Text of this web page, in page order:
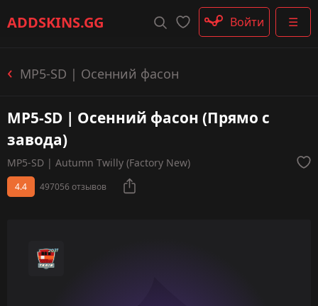
ADDSKINS.GG ☰
Пистолеты-пулемёты
Перчатки
Войти
MP5-SD | Осенний фасон
MP5-SD | Осенний фасон (Прямо с
завода)
MP5-SD | Autumn Twilly (Factory New)
4.4 497056 отзывов